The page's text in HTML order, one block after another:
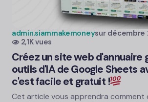
admin.siammakemoneysur décembre
2,1K vues
Créez un site web d'annuaire
outils d'IA de Google Sheets
c'est facile et gratuit !
Cet article vous apprendra comment